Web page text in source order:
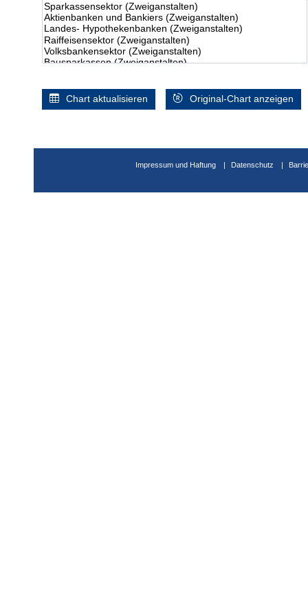
Chart aktualisieren Original-Chart anzeigen
Impressum und Haftung Datenschutz